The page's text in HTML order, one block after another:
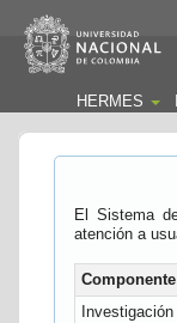
HERMES
El Sistema
atención a
Componente